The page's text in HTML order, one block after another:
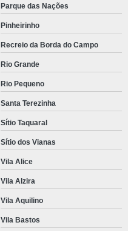
Parque das Nações
Pinheirinho
Recreio da Borda do Campo
Rio Grande
Rio Pequeno
Santa Terezinha
Sítio Taquaral
Sítio dos Vianas
Vila Alice
Vila Alzira
Vila Aquilino
Vila Bastos